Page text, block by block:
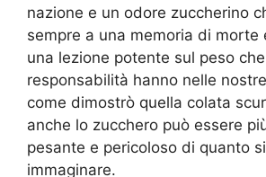
nazione e un odore zuccherino
sempre a una memoria di morte
una lezione potente sul peso
responsabilità hanno nelle
come dimostrò quella colata
anche lo zucchero può essere
pesante e pericoloso di quanto
immaginare.